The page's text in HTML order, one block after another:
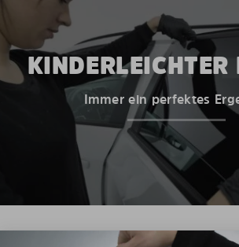
KINDERLEICHTER
Immer ein perfektes